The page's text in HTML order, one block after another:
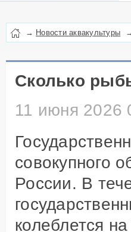
→ Новости аквакультуры
Сколько
11 июня 2026
совокупного
России. В
колеблется